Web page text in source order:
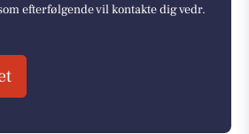
efterfølgende vil kontakte dig vedr.